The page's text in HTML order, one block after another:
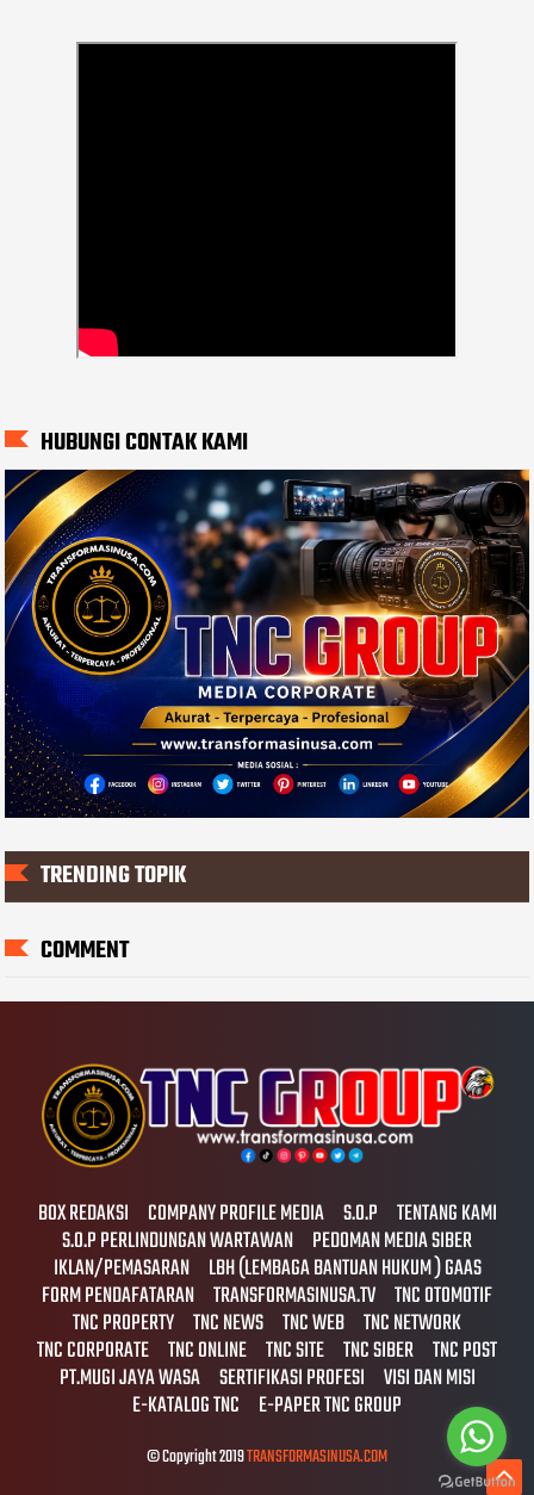
HUBUNGI CONTAK KAMI
TRENDING TOPIK
COMMENT
BOX REDAKSI COMPANY PROFILE MEDIA S.O.P TENTANG KAMI
S.O.P PERLINDUNGAN WARTAWAN PEDOMAN MEDIA SIBER
IKLAN/PEMASARAN LBH (LEMBAGA BANTUAN HUKUM ) GAAS
FORM PENDAFATARAN TRANSFORMASINUSA.TV TNC OTOMOTIF
TNC PROPERTY TNC NEWS TNC WEB TNC NETWORK
TNC CORPORATE TNC ONLINE TNC SITE TNC SIBER TNC POST
PT.MUGI JAYA WASA SERTIFIKASI PROFESI VISI DAN MISI
E-KATALOG TNC E-PAPER TNC GROUP
© Copyright 2019TRANSFORMASINUSA.COM